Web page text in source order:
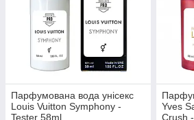
Парфумована вода унісекс
Louis Vuitton Symphony -
Tester 58ml
Yves
Crush